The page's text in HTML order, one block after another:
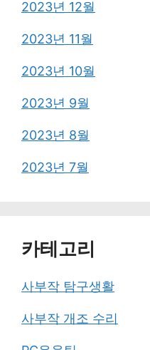
2023년 12월
2023년 11월
2023년 10월
2023년 9월
2023년 8월
2023년 7월
카테고리
사부작 탐구생활
사부작 개조 수리